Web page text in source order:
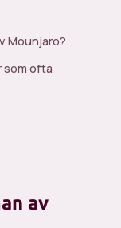
Mounjaro?
som ofta
av